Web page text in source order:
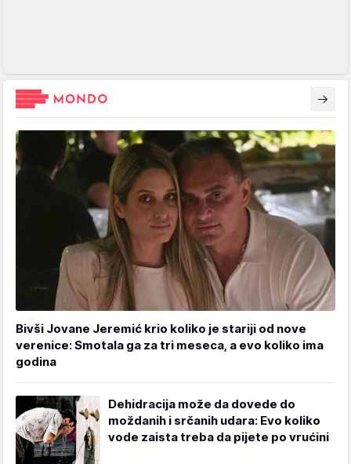
Bivši Jovane Jeremić krio koliko je stariji od nove
verenice: Smotala ga za tri meseca, a evo koliko ima
godina
Dehidracija može da dovede do
moždanih i srčanih udara: Evo koliko
vode zaista treba da pijete po vrućini